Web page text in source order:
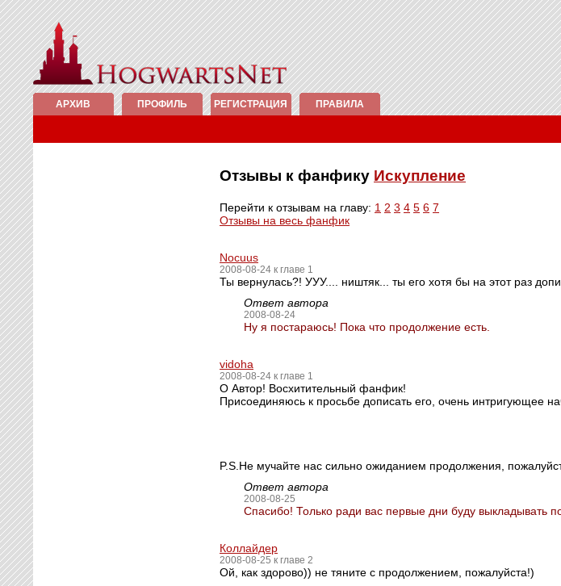
АРХИВ ПРОФИЛЬ РЕГИСТРАЦИЯ ПРАВИЛА
Отзывы к фанфику Искупление
Перейти к отзывам на главу: 1 2 3 4 5 6 7
Отзывы на весь фанфик
Nocuus
2008-08-24 к главе 1
Ты вернулась?! УУУ.... ништяк... ты его хотя бы на этот раз
Ответ автора
2008-08-24
Ну я постараюсь! Пока что продолжение есть.
vidoha
2008-08-24 к главе 1
О Автор! Восхитительный фанфик!
Присоединяюсь к просьбе дописать его, очень интригующее
P.S.Не мучайте нас сильно ожиданием продолжения,
Ответ автора
2008-08-25
Спасибо! Только ради вас первые дни буду выкладывать
Коллайдер
2008-08-25 к главе 2
Ой, как здорово)) не тяните с продолжением, пожалуйста!)